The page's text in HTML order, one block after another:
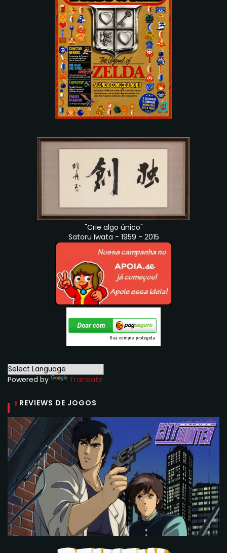
"Crie algo único"
Satoru Iwata - 1959 - 2015
Powered by Translate
REVIEWS DE JOGOS